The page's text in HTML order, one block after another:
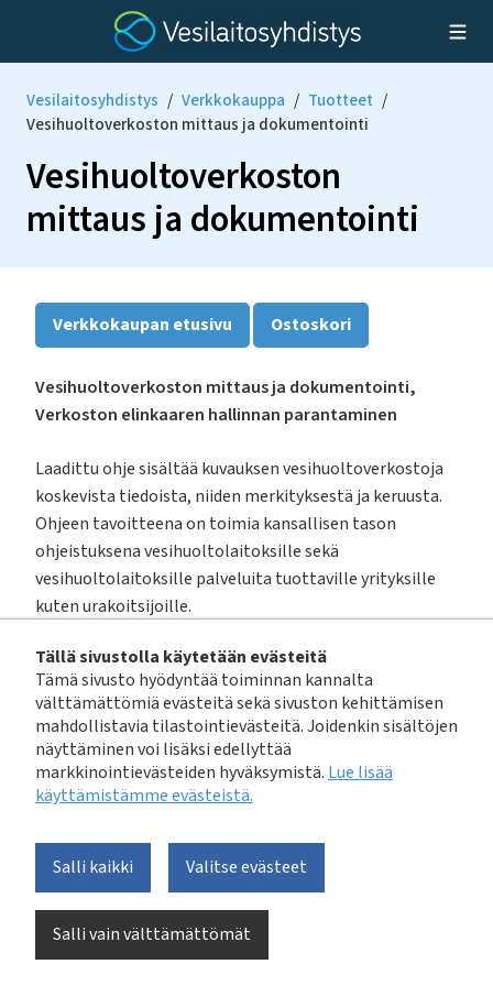
Tällä sivustolla käytetään evästeitä
Tämä sivusto hyödyntää toiminnan kannalta
välttämättömiä evästeitä sekä sivuston kehittämisen
mahdollistavia tilastointievästeitä. Joidenkin sisältöjen
näyttäminen voi lisäksi edellyttää
markkinointievästeiden hyväksymistä. Lue lisää
käyttämistämme evästeistä.​​​​​​
Salli kaikki
Salli vain välttämättömät
Valitse evästeet
Vesilaitosyhdistys / Verkkokauppa / Tuotteet /
Vesihuoltoverkoston mittaus ja dokumentointi
Vesihuoltoverkoston
mittaus ja dokumentointi
Verkkokaupan etusivu Ostoskori
Vesihuoltoverkoston mittaus ja dokumentointi,
Verkoston elinkaaren hallinnan parantaminen
Laadittu ohje sisältää kuvauksen vesihuoltoverkostoja
koskevista tiedoista, niiden merkityksestä ja keruusta.
Ohjeen tavoitteena on toimia kansallisen tason
ohjeistuksena vesihuoltolaitoksille sekä
vesihuoltolaitoksille palveluita tuottaville yrityksille
kuten urakoitsijoille.
Ohjeen ensimmäisessä kappaleessa esitellään, miksi
hyvin toteutettu tiedonkeruu ja verkostoa koskevat
tiedot ovat niin tärkeitä verkosto-omaisuuden
hallinnalle. Kappaleessa 2 käydään läpi tiedonhallinnan
haasteita verkoston elinkaaren eri vaiheissa ja
annetaan esimerkkejä vesihuoltolaitoksen
monipuolisen hallinnan mahdollistavat tiedot.
Vesihuoltoverkoston elinkaaren kussakin vaiheessa
tarvittavia tietoja esitellään kappaleessa 3, samoin
sitä, miten tietoja voidaan käyttää kootusti